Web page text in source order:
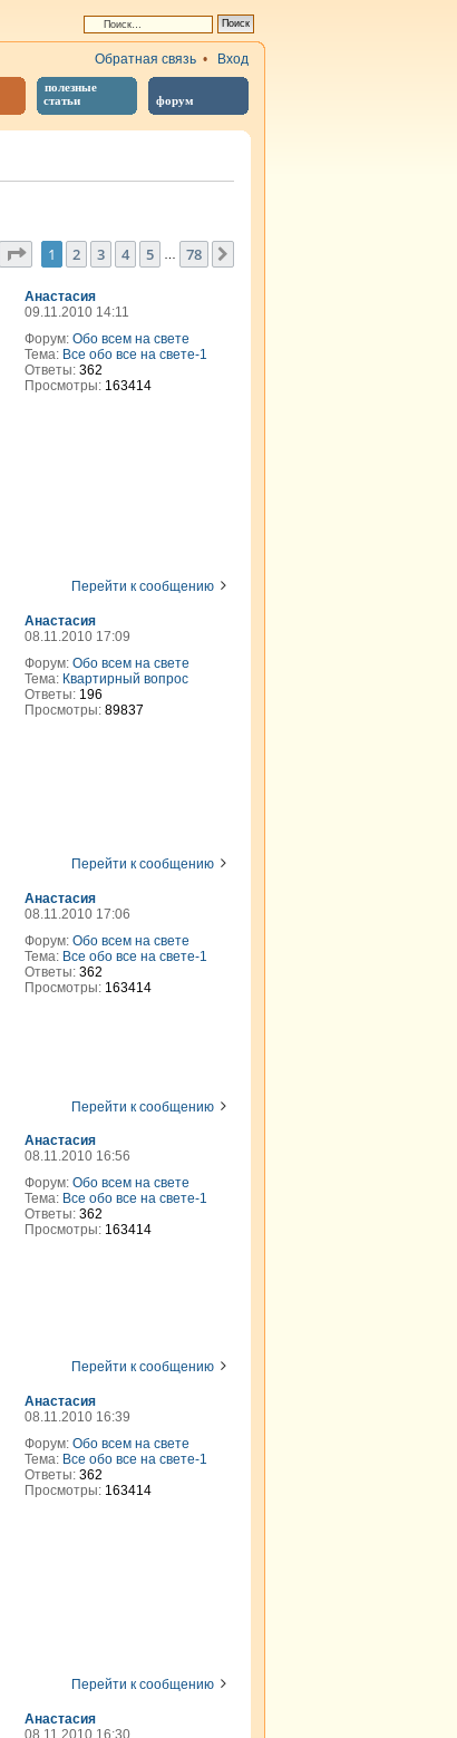
полезные
статьи
форум
Обратная связь • Вход
Страница1 из 78
1 2 3 4 5 78
Анастасия
09.11.2010 14:11
Форум: Обо всем на свете
Тема: Все обо все на свете-1
Ответы: 362
Просмотры: 163414
Перейти к сообщению
Анастасия
08.11.2010 17:09
Форум: Обо всем на свете
Тема: Квартирный вопрос
Ответы: 196
Просмотры: 89837
Перейти к сообщению
Анастасия
08.11.2010 17:06
Форум: Обо всем на свете
Тема: Все обо все на свете-1
Ответы: 362
Просмотры: 163414
Перейти к сообщению
Анастасия
08.11.2010 16:56
Форум: Обо всем на свете
Тема: Все обо все на свете-1
Ответы: 362
Просмотры: 163414
Перейти к сообщению
Анастасия
08.11.2010 16:39
Форум: Обо всем на свете
Тема: Все обо все на свете-1
Ответы: 362
Просмотры: 163414
Перейти к сообщению
Анастасия
08.11.2010 16:30